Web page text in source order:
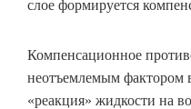
слое формируется
Компенсационное
неотъемлемым фактором
«реакция» жидкости на